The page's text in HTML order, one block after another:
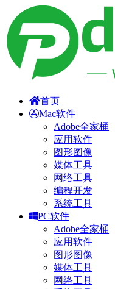
首页
Mac软件
Adobe全家桶
应用软件
图形图像
媒体工具
网络工具
编程开发
系统工具
PC软件
Adobe全家桶
应用软件
图形图像
媒体工具
网络工具